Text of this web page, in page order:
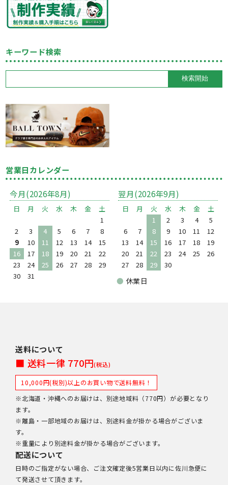
キーワード検索
営業日カレンダー
今月(2026年8月)
日 月 火 水 木 金
土
1
2
3 4 5 6 7
8
9
10 11 12 13 14
15
16
17 18 19 20 21
22
23
24 25 26 27 28
29
30
31
翌月(2026年9月)
日 月 火 水 木 金
土
1
2 3 4
5
6
7 8 9 10 11
12
13
14 15 16 17 18
19
20
21 22 23 24 25
26
27
28 29 30
● 休業日
送料について
■ 送料一律 770円(税込)
10,000円(税別)以上のお買い物で送料無料！
※北海道・沖縄へのお届けは、別途地域料（770円）が必要となり
ます。
※離島・一部地域のお届けは、別途料金が掛かる場合がございま
す。
※重量により別途料金が掛かる場合がございます。
配送について
日時のご指定がない場合、ご注文確定後5営業日以内に佐川急便に
て発送させて頂きます。